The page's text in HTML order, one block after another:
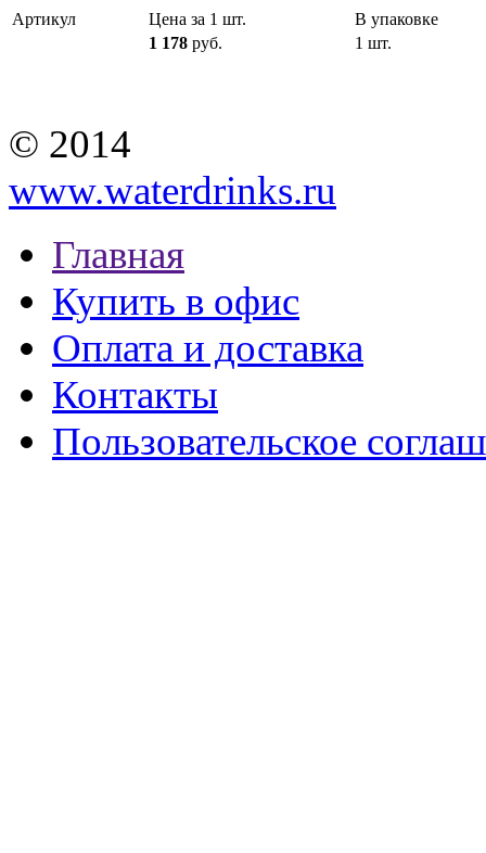
Артикул Цена за 1 шт.
В упаковке
1 178 руб. 1 шт.
© 2014
www.waterdrinks.ru
Главная
Купить в офис
Оплата и доставка
Контакты
Пользовательское